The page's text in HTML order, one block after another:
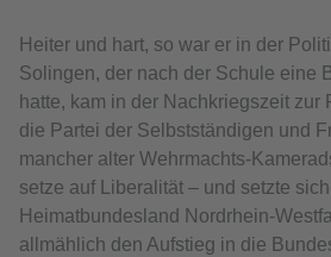
Heiter und hart, so war er in der
Solingen, der nach der Schule eine
hatte, kam in der Nachkriegszeit zur
die Partei der Selbstständigen und
mancher alter Wehrmachts-
setze auf Liberalität – und setzte
Heimatbundesland Nordrhein-
allmählich den Aufstieg in die